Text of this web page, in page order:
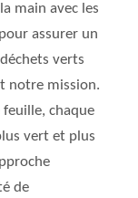
main avec les
assurer un
verts
notre mission.
chaque
vert et plus
de